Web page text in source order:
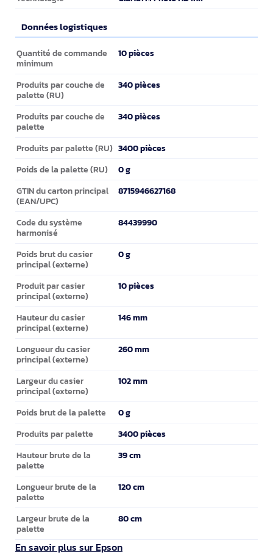
Données logistiques
Données logistiques
Quantité de commande
minimum
10 pièces
Produits par couche de
palette (RU)
340 pièces
Produits par couche de
palette
340 pièces
Produits par palette (RU) 3400 pièces
Poids de la palette (RU) 0 g
GTIN du carton principal
(EAN/UPC)
8715946627168
Code du système
harmonisé
84439990
Poids brut du casier
principal (externe)
0 g
Produit par casier
principal (externe)
10 pièces
Hauteur du casier
principal (externe)
146 mm
Longueur du casier
principal (externe)
260 mm
Largeur du casier
principal (externe)
102 mm
Poids brut de la palette 0 g
Produits par palette 3400 pièces
Hauteur brute de la
palette
39 cm
Longueur brute de la
palette
120 cm
Largeur brute de la
palette
80 cm
En savoir plus sur Epson